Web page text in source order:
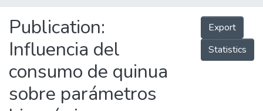
People
Statistics
Publication:
Influencia del
consumo de quinua
sobre parámetros
Export
Statistics